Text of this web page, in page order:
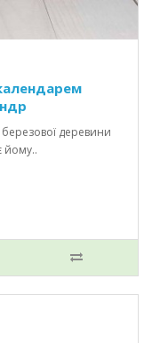
деревини
йому..